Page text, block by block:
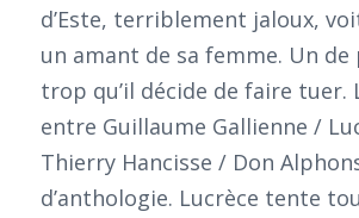
d’Este, terriblement jaloux,
un amant de sa femme. Un de
trop qu’il décide de faire tuer.
entre Guillaume Gallienne /
Thierry Hancisse / Don
d’anthologie. Lucrèce tente